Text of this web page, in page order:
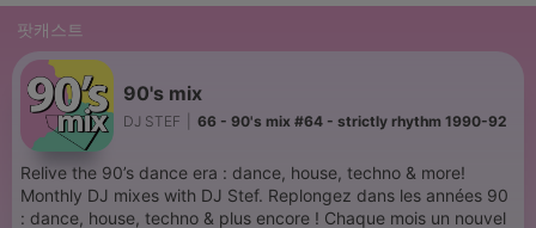
팟캐스트
90's mix
DJ STEF 66 - 90's mix #64 - strictly rhythm 1990-92
Relive the 90’s dance era : dance, house, techno & more!
Monthly DJ mixes with DJ Stef. Replongez dans les années 90
: dance, house, techno & plus encore ! Chaque mois un nouvel